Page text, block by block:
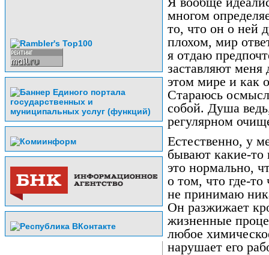
многом
то, что он о ней
плохом, мир
я отдаю
заставляют меня
этом мире и как
Стараюсь
собой. Душа
регулярном
Естественно, у
бывают какие-
это нормально,
о том, что где-то
не принимаю
Он разжижает
жизненные
любое
нарушает его